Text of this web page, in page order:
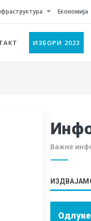
Економија
ИЗБОРИ 2023
Важне